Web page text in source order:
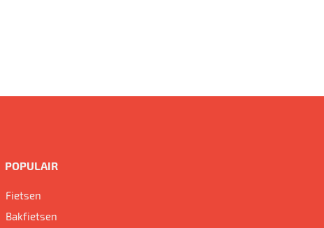
POPULAIR
Fietsen
Bakfietsen